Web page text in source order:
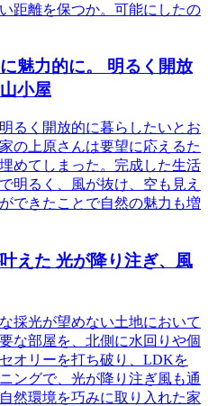
距離を保つか。可能にしたの
魅力的に。 明るく開放
小屋
るく開放的に暮らしたいとお
の上原さんは要望に応えるた
めてしまった。完成した生活
明るく、風が抜け、空も見え
できたことで自然の魅力も増
えた 光が降り注ぎ、風
採光が望めない土地において
な部屋を、北側に水回りや個
オリーを打ち破り、LDKを
ングで、光が降り注ぎ風も通
然環境を巧みに取り入れた家